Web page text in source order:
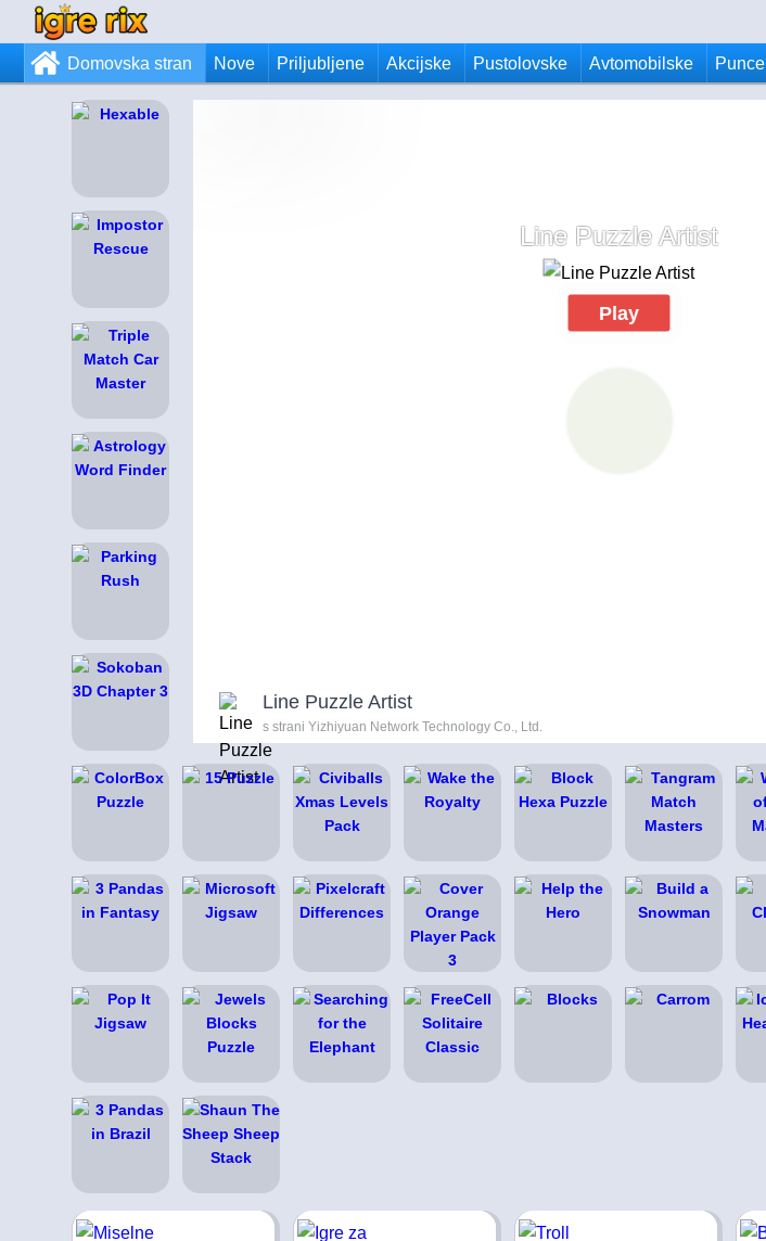
Domovska stran Nove Priljubljene Akcijske Pustolovske Avtomobilske Punce
Line Puzzle Artist
Play
Line Puzzle Artist
s strani Yizhiyuan Network Technology Co., Ltd.